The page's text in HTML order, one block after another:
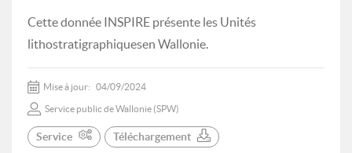
Cette donnée INSPIRE présente les Unités
lithostratigraphiquesen Wallonie.
Mise à jour: 04/09/2024
Service public de Wallonie (SPW)
Service Téléchargement